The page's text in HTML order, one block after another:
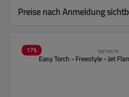
Preise nach Anmeldung
17% SW16676
Easy Torch - Freestyle - Jet